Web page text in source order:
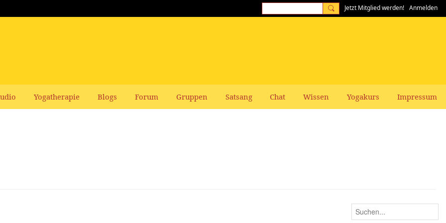
Jetzt Mitglied werden! Anmelden
Yogatherapie Blogs Forum Gruppen Satsang Chat Wissen Yogakurs Impressum